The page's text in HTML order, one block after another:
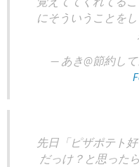
にそういうことを
— あき@節約し
先日「ピザポテト
だっけ？と思った